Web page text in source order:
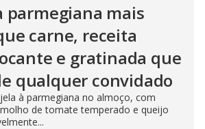
parmegiana mais
carne, receita
e gratinada que
qualquer convidado
à parmegiana no almoço, com
de tomate temperado e queijo